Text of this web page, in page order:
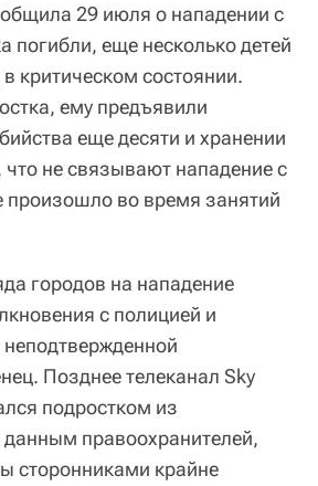
29 июля о нападении с
погибли, еще несколько детей
критическом состоянии.
ему предъявили
еще десяти и хранении
не связывают нападение с
во время занятий
городов на нападение
с полицией и
Позднее телеканал Sky
подростком из
правоохранителей,
сторонниками крайне